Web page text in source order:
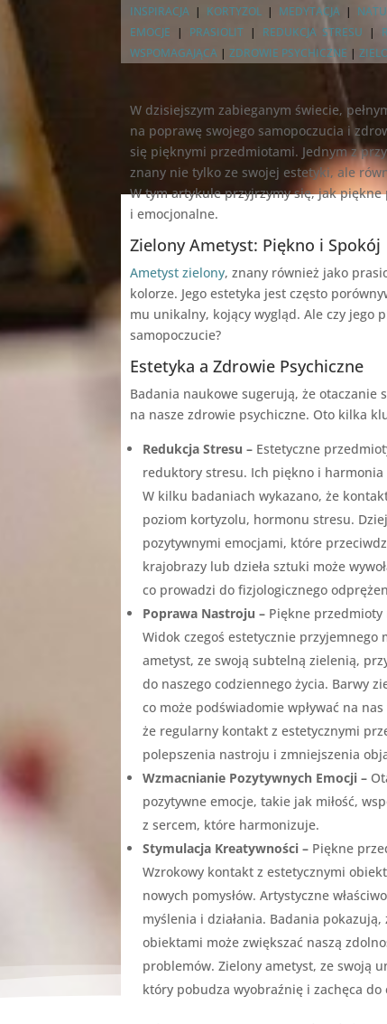
INSPIRACJA | KORTYZOL | MEDYTACJA |
EMOCJE | PRASIOLIT | REDUKCJA STRESU |
WSPOMAGAJĄCA |ZDROWIE PSYCHICZNE |
W dzisiejszym zabieganym świecie,
na poprawę swojego samopoczucia i
się pięknymi przedmiotami. Jednym z
znany nie tylko ze swojej estetyki, ale
W tym artykule przyjrzymy się, jak piękne
i emocjonalne.
Zielony Ametyst: Piękno i Spokój
Ametyst zielony, znany również jako
kolorze. Jego estetyka jest często
mu unikalny, kojący wygląd. Ale czy jego
samopoczucie?
Estetyka a Zdrowie Psychiczne
Badania naukowe sugerują, że otaczanie
na nasze zdrowie psychiczne. Oto kilka
Redukcja Stresu – Estetyczne
reduktory stresu. Ich piękno i
W kilku badaniach wykazano, że
poziom kortyzolu, hormonu stresu.
pozytywnymi emocjami, które
krajobrazy lub dzieła sztuki może
co prowadzi do fizjologicznego
Poprawa Nastroju – Piękne przedmioty
Widok czegoś estetycznie przyjemnego
ametyst, ze swoją subtelną zielenią,
do naszego codziennego życia. Barwy
co może podświadomie wpływać na
że regularny kontakt z estetycznymi
polepszenia nastroju i zmniejszenia
Wzmacnianie Pozytywnych Emocji –
pozytywne emocje, takie jak miłość,
z sercem, które harmonizuje.
Stymulacja Kreatywności – Piękne
Wzrokowy kontakt z estetycznymi
nowych pomysłów. Artystyczne
myślenia i działania. Badania
obiektami może zwiększać naszą
problemów. Zielony ametyst, ze swoją
który pobudza wyobraźnię i zachęca